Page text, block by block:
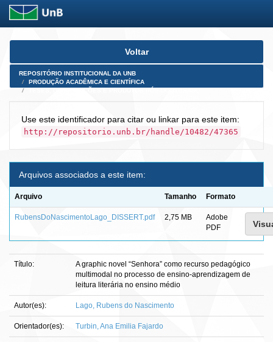
Skip
Voltar
REPOSITÓRIO INSTITUCIONAL DA UNB
PRODUÇÃO ACADÊMICA E CIENTÍFICA
Use este identificador para citar ou linkar para este item:
http://repositorio.unb.br/handle/10482/47365
Arquivos associados a este item:
Arquivo Tamanho Formato
RubensDoNascimentoLago_DISSERT.pdf 2,75 MB
Adobe
PDF
Título:
A graphic novel “Senhora” como recurso pedagógico
multimodal no processo de ensino-aprendizagem de
leitura literária no ensino médio
Autor(es): Lago, Rubens do Nascimento
Orientador(es): Turbin, Ana Emilia Fajardo